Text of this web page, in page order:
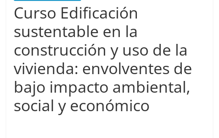
Curso Edificación
sustentable en la
construcción y uso de la
vivienda: envolventes de
bajo impacto ambiental,
social y económico